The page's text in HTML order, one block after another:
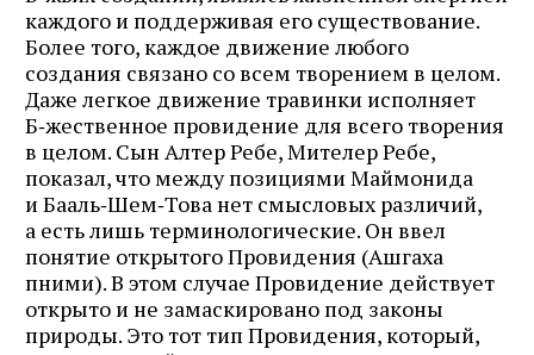
каждого и поддерживая его существование.
Более того, каждое движение любого
создания связано со всем творением в целом.
Даже легкое движение травинки исполняет
Б‑жественное провидение для всего творения
в целом. Сын Алтер Ребе, Мителер Ребе,
показал, что между позициями Маймонида
и Бааль‑Шем‑Това нет смысловых различий,
а есть лишь терминологические. Он ввел
понятие открытого Провидения (Ашгаха
пними). В этом случае Провидение действует
открыто и не замаскировано под законы
природы. Это тот тип Провидения, который,